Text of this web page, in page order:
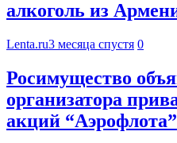
алкоголь из
Lenta.ru3 месяца спустя 0
Росимущество
организатора
акций “Аэрофлота”